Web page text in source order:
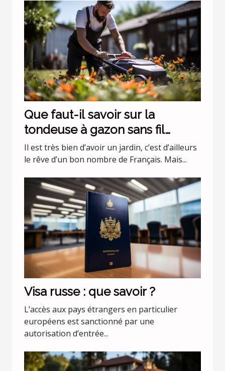
Que faut-il savoir sur la
tondeuse à gazon sans fil
batterie 36 v Black+Decker
CLMA4820L2-QW ?
Il est très bien d’avoir un jardin, c’est d’ailleurs
le rêve d’un bon nombre de Français. Mais...
Visa russe : que savoir ?
L’accès aux pays étrangers en particulier
européens est sanctionné par une
autorisation d’entrée...